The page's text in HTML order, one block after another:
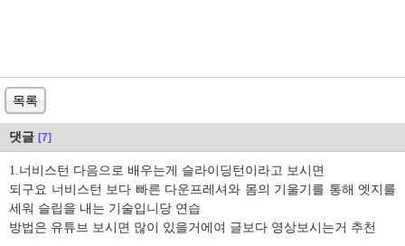
목록
댓글 [7]
1.너비스턴 다음으로 배우는게 슬라이딩턴이라고 보시면
되구요 너비스턴 보다 빠른 다운프레셔와 몸의 기울기를 통해 엣지를
세워 슬립을 내는 기술입니당 연습
방법은 유튜브 보시면 많이 있을거에여 글보다 영상보시는거 추천